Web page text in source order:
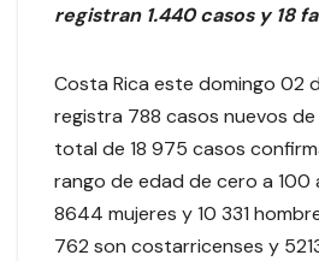
registran 1.440 casos y 18
Costa Rica este domingo 02
registra 788 casos nuevos de
total de 18 975 casos
rango de edad de cero a 100
8644 mujeres y 10 331
762 son costarricenses y